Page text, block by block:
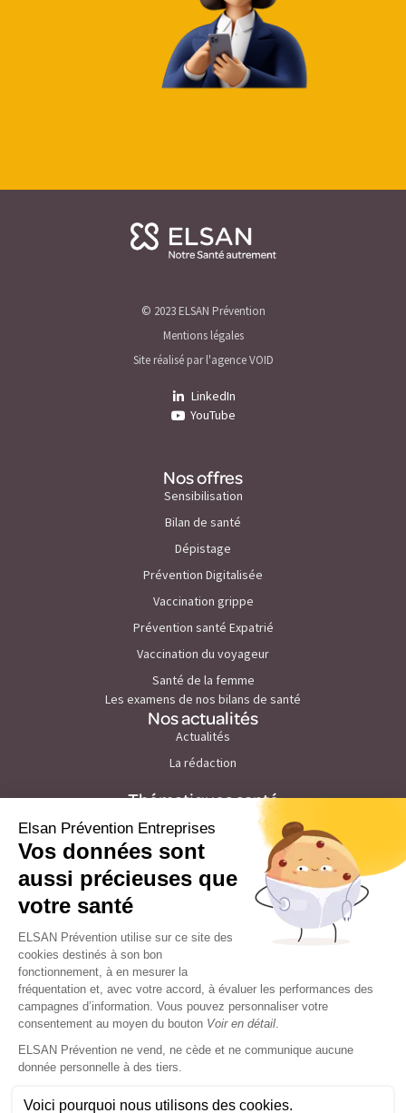
© 2023 ELSAN Prévention
Mentions légales
Site réalisé par l'agence VOID
LinkedIn
YouTube
Nos offres
Sensibilisation
Bilan de santé
Dépistage
Prévention Digitalisée
Vaccination grippe
Prévention santé Expatrié
Vaccination du voyageur
Santé de la femme
Les examens de nos bilans de santé
Nos actualités
Actualités
La rédaction
Thématiques santé
Prévention du cancer de la peau
Prévention du stress et burn out
Prévention des maladies cardiovasculaires
Prévention du troubles du sommeil
Prévention tabac
Prévention de la grippe
Prévention des pathologies visuelles
Prévention du diabète et nutrition
Prévention du cancer du sein